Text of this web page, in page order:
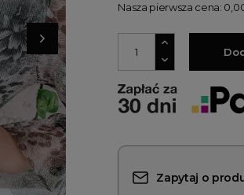
Nasza pierwsza cena:
Zapytaj o